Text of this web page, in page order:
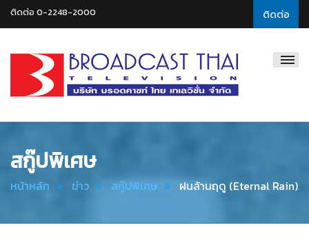
ติดต่อ
ติดต่อ 0-2248-2000
Thai
สกู๊ปพิเศษ
หน้าหลัก ข่าว สกู๊ปพิเศษ ฝนล้านฤดู (Eternal Rain)